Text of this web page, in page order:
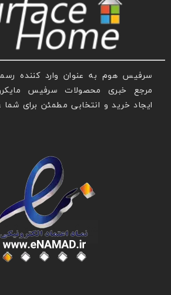
سرفیس هوم به عنوان وارد کننده
مرجع خبری محصولات سرفیس
ایجاد خرید و انتخابی مطمئن برای شما
عنوان با فونت تیتر